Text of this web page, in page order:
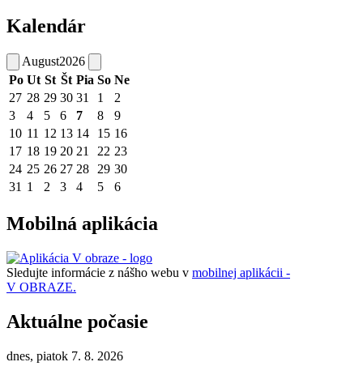
Kalendár
August2026
Po Ut St Št Pia So Ne
27 28 29 30 31 1
2
3
4 5 6 7 8
9
10 11 12 13 14 15 16
17 18 19 20 21 22 23
24 25 26 27 28 29 30
31 1 2 3 4 5 6
Mobilná aplikácia
Sledujte informácie z nášho webu v mobilnej aplikácii -
V OBRAZE.
Aktuálne počasie
dnes, piatok 7. 8. 2026